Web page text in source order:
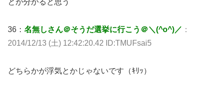
とが分かると思う
36： 名無しさん＠そうだ選挙に行こう＠＼(^o^)／ ：
2014/12/13 (土) 12:42:20.42 ID:TMUFsai5
どちらかが浮気とかじゃないです（ｷﾘｯ）